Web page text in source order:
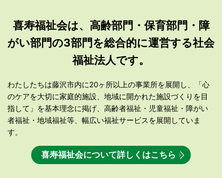
喜寿福祉会は、高齢部門・保育部門・障
がい部門の3部門を総合的に運営する社会
福祉法人です。
わたしたちは藤沢市内に20ヶ所以上の事業所を展開し、「心
のケアを大切に家庭的施設、地域に開かれた施設づくりを目
指して」を基本理念に掲げ、高齢者福祉・児童福祉・障がい
者福祉・地域福祉等、幅広い福祉サービスを展開していま
す。
喜寿福祉会について詳しくはこちら